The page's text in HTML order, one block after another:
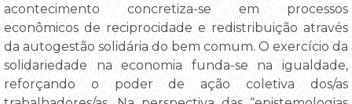
acontecimento concretiza-se em processos
econômicos de reciprocidade e redistribuição através
da autogestão solidária do bem comum. O exercício da
solidariedade na economia funda-se na igualdade,
reforçando o poder de ação coletiva dos/as